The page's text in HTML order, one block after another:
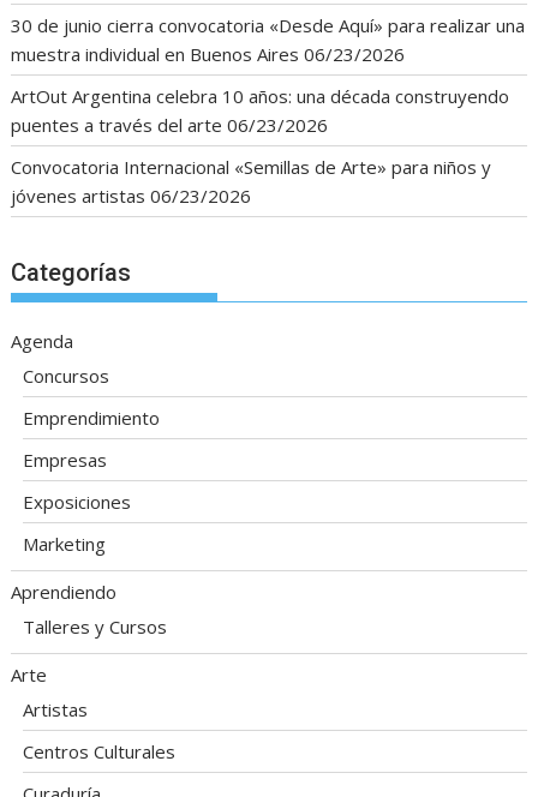
30 de junio cierra convocatoria «Desde Aquí» para realizar una
muestra individual en Buenos Aires 06/23/2026
ArtOut Argentina celebra 10 años: una década construyendo
puentes a través del arte 06/23/2026
Convocatoria Internacional «Semillas de Arte» para niños y
jóvenes artistas 06/23/2026
Categorías
Agenda
Concursos
Emprendimiento
Empresas
Exposiciones
Marketing
Aprendiendo
Talleres y Cursos
Arte
Artistas
Centros Culturales